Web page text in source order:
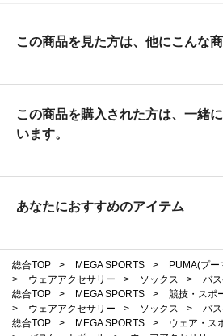
この商品を見た方は、他にこんな
この商品を購入された方は、一緒
います。
あなたにおすすめのアイテム
総合TOP > MEGA SPORTS > PUMA(プー
>
ウェアアクセサリー > ソックス >
バ
総合TOP
> MEGA SPORTS > 競技・スポ
>
ウェアアクセサリー > ソックス >
バ
総合TOP
> MEGA SPORTS >
ウェア・ス